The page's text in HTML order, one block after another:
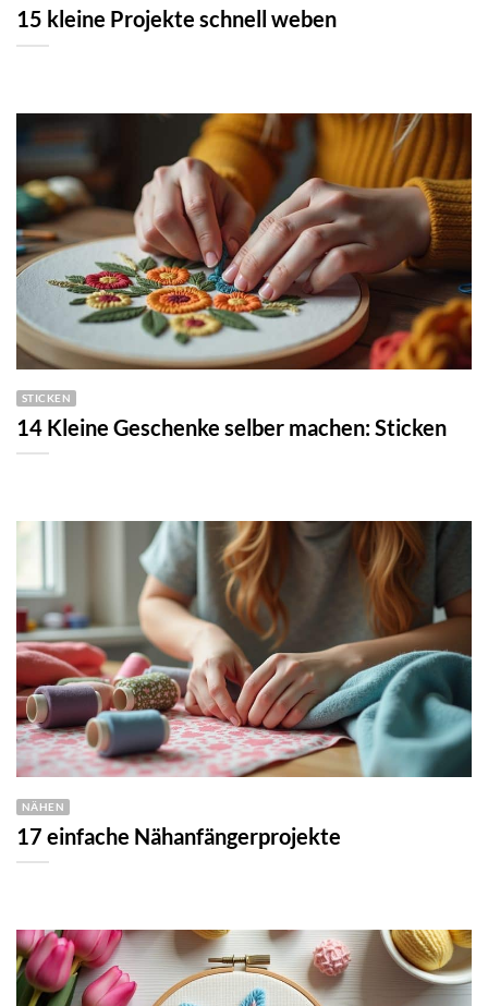
15 kleine Projekte schnell weben
STICKEN
14 Kleine Geschenke selber machen: Sticken
NÄHEN
17 einfache Nähanfängerprojekte